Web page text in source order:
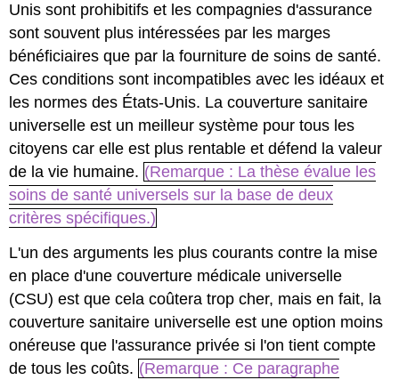
Unis sont prohibitifs et les compagnies d'assurance
sont souvent plus intéressées par les marges
bénéficiaires que par la fourniture de soins de santé.
Ces conditions sont incompatibles avec les idéaux et
les normes des États-Unis. La couverture sanitaire
universelle est un meilleur système pour tous les
citoyens car elle est plus rentable et défend la valeur
de la vie humaine. (Remarque : La thèse évalue les
soins de santé universels sur la base de deux
critères spécifiques.)
L'un des arguments les plus courants contre la mise
en place d'une couverture médicale universelle
(CSU) est que cela coûtera trop cher, mais en fait, la
couverture sanitaire universelle est une option moins
onéreuse que l'assurance privée si l'on tient compte
de tous les coûts. (Remarque : Ce paragraphe